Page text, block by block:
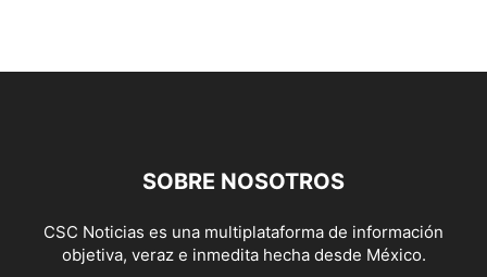
SOBRE NOSOTROS
CSC Noticias es una multiplataforma de información
objetiva, veraz e inmedita hecha desde México.